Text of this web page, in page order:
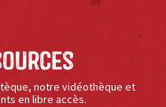
notre vidéothèque et
en libre accès.